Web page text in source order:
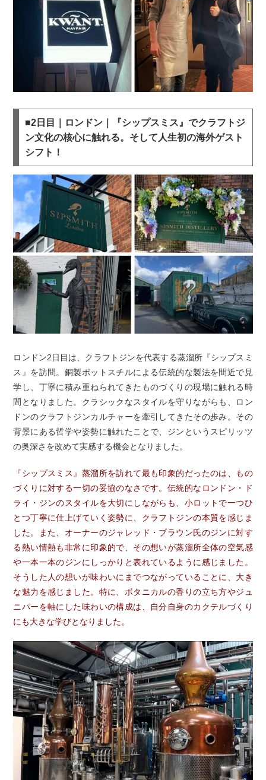
■2日目｜ロンドン｜『シップスミス』でクラフトジ
ン文化の核心に触れる。そして人生初の海外ゲスト
シフト！
ロンドン2日目は、クラフトジンを代表する蒸溜所『シップスミ
ス』を訪問。銅製ポットスチルによる伝統的な製法を間近で見
学し、丁寧に積み重ねられてきたものづくりの現場に触れる時
間となりました。クラシックなスタイルを守りながらも、ロン
ドンのクラフトジンカルチャーを牽引してきたその歩み。その
背景にある哲学や姿勢に触れたことで、ジンというスピリッツ
の奥深さを改めて実感する機会となりました。
『シップスミス』蒸溜所を訪れて最も印象的だったのは、もの
づくりに対する一切の妥協のなさです。伝統的なロンドン・ド
ライ・ジンのスタイルを大切にしながらも、小ロットで一つひ
とつ丁寧に仕上げていく姿勢に、クラフトジンの本質を感じま
した。また、オーナーのジャレッド・ブラウン氏のジンに対す
る熱い情熱も非常に印象的で、その想いが蒸溜所全体の空気感
や一本一本のジンにしっかりと表れているように感じました。
そうした人の想いが味わいにまでつながっていることに、大き
な魅力を感じました。特に、ボタニカルの香りの立ち方やジュ
ニパーを軸にした味わいの構成は、自分自身のカクテルづくり
にも大きな学びとなりました。